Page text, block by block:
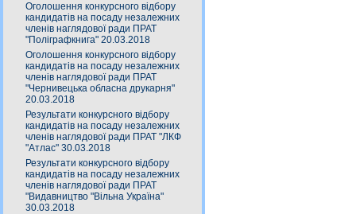
Оголошення конкурсного відбору
кандидатів на посаду незалежних
членів наглядової ради ПРАТ
"Поліграфкнига" 20.03.2018
Оголошення конкурсного відбору
кандидатів на посаду незалежних
членів наглядової ради ПРАТ
"Чернивецька обласна друкарня"
20.03.2018
Результати конкурсного відбору
кандидатів на посаду незалежних
членів наглядової ради ПРАТ "ЛКФ
"Атлас" 30.03.2018
Результати конкурсного відбору
кандидатів на посаду незалежних
членів наглядової ради ПРАТ
"Видавництво "Вільна Україна"
30.03.2018